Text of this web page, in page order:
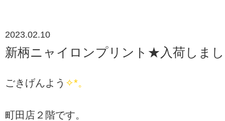
2023.02.10
新柄ニャイロンプリント★入荷しま
ごきげんよう ✧*。
町田店２階です。